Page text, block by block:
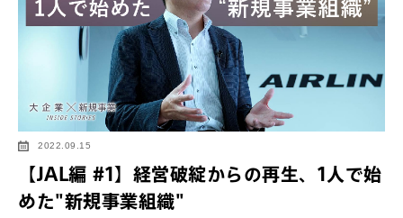
2022.09.15
【JAL編 #1】経営破綻からの再生、1人で始
めた"新規事業組織"